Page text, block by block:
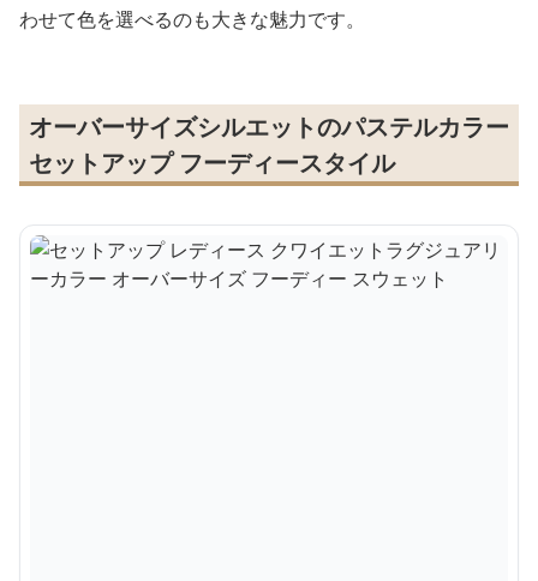
わせて色を選べるのも大きな魅力です。
オーバーサイズシルエットのパステルカラー
セットアップ フーディースタイル